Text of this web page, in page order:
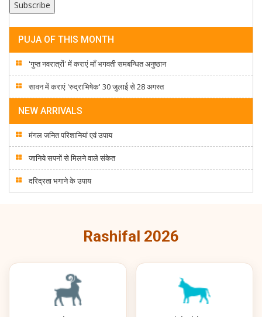
PUJA OF THIS MONTH
'गुप्त नवरात्रों' में कराएं माँ भगवती समबन्धित अनुष्ठान
सावन में कराएं 'रुद्राभिषेक' 30 जुलाई से 28 अगस्त
NEW ARRIVALS
मंगल जनित परिशानियां एवं उपाय
जानिये सपनों से मिलने वाले संकेत
दरिद्रता भगाने के उपाय
Rashifal 2026